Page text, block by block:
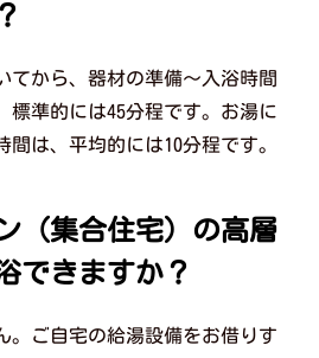
てから、器材の準備～入浴時間
標準的には45分程です。お湯に
間は、平均的には10分程です。
（集合住宅）の高層
できますか？
。ご自宅の給湯設備をお借りす